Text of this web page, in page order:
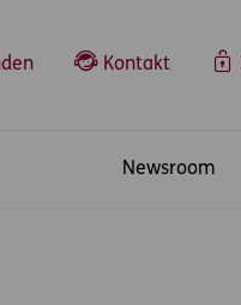
Kontakt
Newsroom